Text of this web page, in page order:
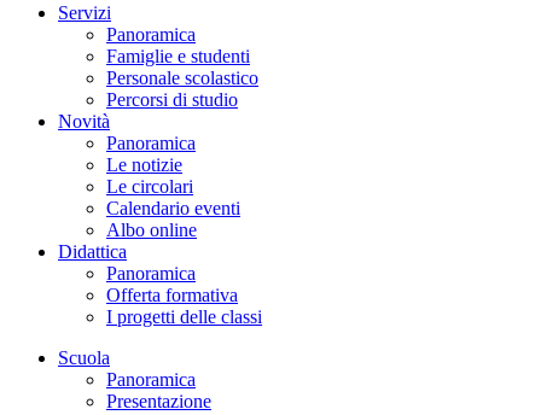
Servizi
Panoramica
Famiglie e studenti
Personale scolastico
Percorsi di studio
Novità
Panoramica
Le notizie
Le circolari
Calendario eventi
Albo online
Didattica
Panoramica
Offerta formativa
I progetti delle classi
Scuola
Panoramica
Presentazione